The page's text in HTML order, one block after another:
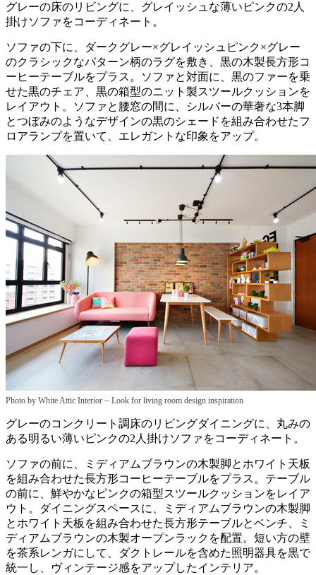
グレーの床のリビングに、グレイッシュな薄いピンクの2人
掛けソファをコーディネート。
ソファの下に、ダークグレー×グレイッシュピンク×グレー
のクラシックなパターン柄のラグを敷き、黒の木製長方形コ
ーヒーテーブルをプラス。ソファと対面に、黒のファーを乗
せた黒のチェア、黒の箱型のニット製スツールクッションを
レイアウト。ソファと腰窓の間に、シルバーの華奢な3本脚
とつぼみのようなデザインの黒のシェードを組み合わせたフ
ロアランプを置いて、エレガントな印象をアップ。
Photo by White Attic Interior – Look for living room design inspiration
グレーのコンクリート調床のリビングダイニングに、丸みの
ある明るい薄いピンクの2人掛けソファをコーディネート。
ソファの前に、ミディアムブラウンの木製脚とホワイト天板
を組み合わせた長方形コーヒーテーブルをプラス。テーブル
の前に、鮮やかなピンクの箱型スツールクッションをレイア
ウト。ダイニングスペースに、ミディアムブラウンの木製脚
とホワイト天板を組み合わせた長方形テーブルとベンチ、ミ
ディアムブラウンの木製オープンラックを配置。短い方の壁
を茶系レンガにして、ダクトレールを含めた照明器具を黒で
統一し、ヴィンテージ感をアップしたインテリア。